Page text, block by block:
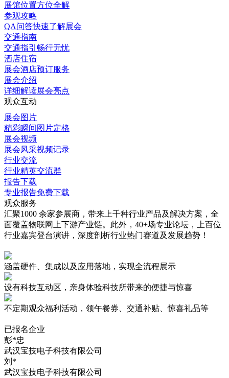
展馆位置方位全解
参观攻略
QA问答快速了解展会
交通指南
交通指引畅行无忧
酒店住宿
展会酒店预订服务
展会介绍
详细解读展会亮点
观众互动
展会图片
精彩瞬间图片定格
展会视频
展会风采视频记录
行业交流
行业精英交流群
报告下载
专业报告免费下载
观众服务
汇聚1000 余家参展商，带来上千种行业产品及解决方案，全
面覆盖物联网上下游产业链。此外，40+场专业论坛，上百位
行业嘉宾登台演讲，深度剖析行业热门赛道及发展趋势！
涵盖硬件、集成以及应用落地，实现全流程展示
设有科技互动区 ，亲身体验科技所带来的便捷与惊喜
不定期观众福利活动 ，领午餐券、交通补贴、惊喜礼品等
已报名企业
彭*忠
武汉宝技电子科技有限公司
刘*
武汉宝技电子科技有限公司